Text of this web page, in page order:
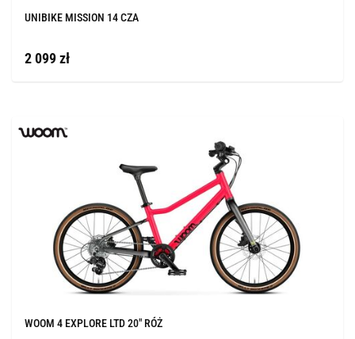
UNIBIKE MISSION 14 CZA
2 099 zł
WOOM 4 EXPLORE LTD 20" RÓŻ